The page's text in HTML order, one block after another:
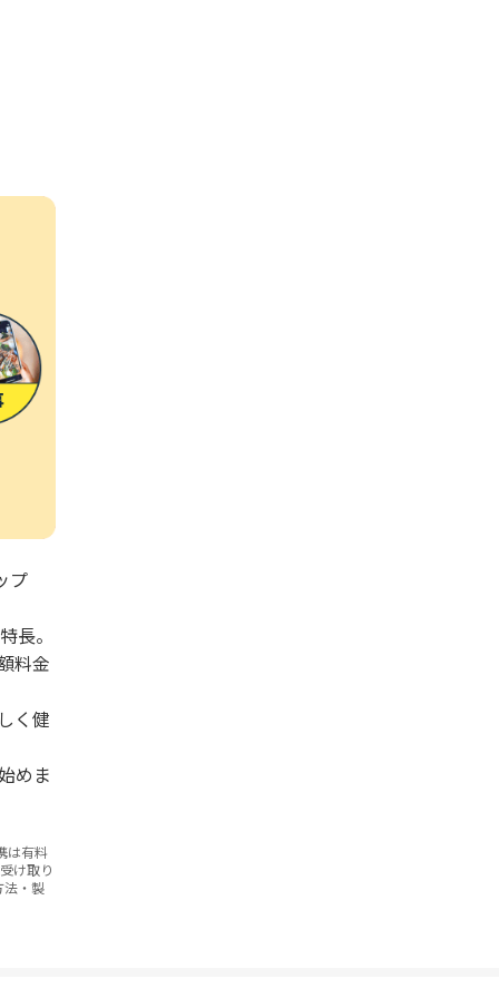
プ
長。
料金
く健
めま
は有料
け取り
法・製